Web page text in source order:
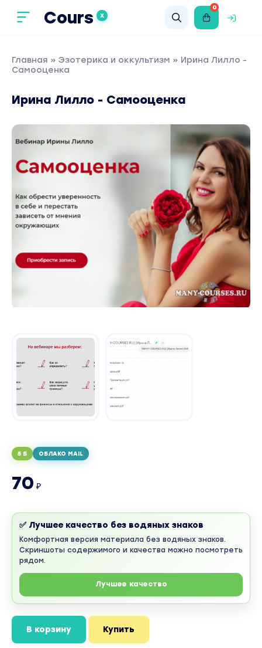
Cours X
0
Главная » Эзотерика и оккультизм » Ирина Лилло -
Самооценка
Ирина Лилло - Самооценка
5 Б ОБЛАКО MAIL
70 ₽
✅ Лучшее качество без водяных знаков
Комфортная версия материала без водяных знаков.
Скриншоты содержимого и качества можно посмотреть
рядом.
Лучшее качество
В корзину Купить